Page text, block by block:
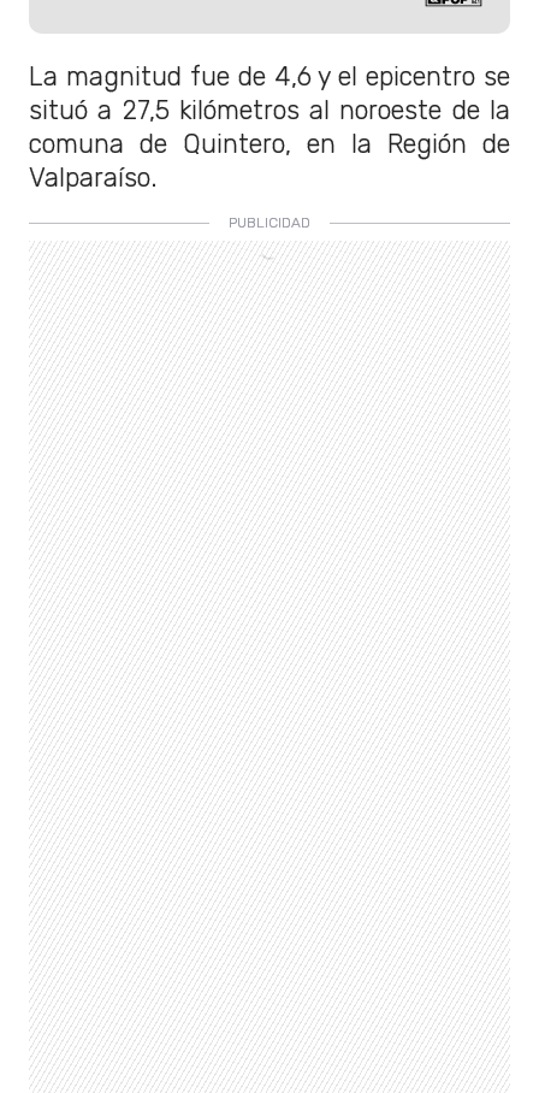
La magnitud fue de 4,6 y el epicentro se
situó a 27,5 kilómetros al noroeste de la
comuna de Quintero, en la Región de
Valparaíso.